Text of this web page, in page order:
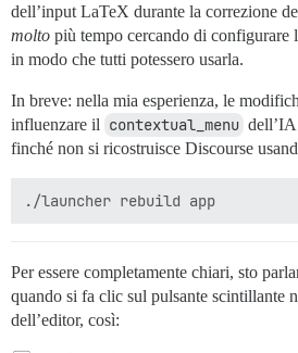
dell’input LaTeX durante la correzione
molto più tempo cercando di configurare
in modo che tutti potessero usarla.
In breve: nella mia esperienza, le
influenzare il contextual_menu
finché non si ricostruisce Discourse
Per essere completamente chiari, sto
quando si fa clic sul pulsante scintillante
dell’editor, così: